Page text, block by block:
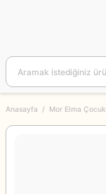
Anasayfa Mor Elma Çocuk